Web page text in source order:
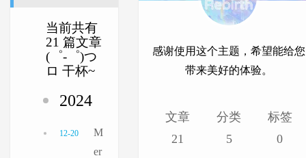
当前共有
21 篇文章
(゜-゜)つ
ロ 干杯~
2024
M
er
12-20
感谢使用这个主题，希望能给您
带来美好的体验。
文章
21
分类
5
标签
0